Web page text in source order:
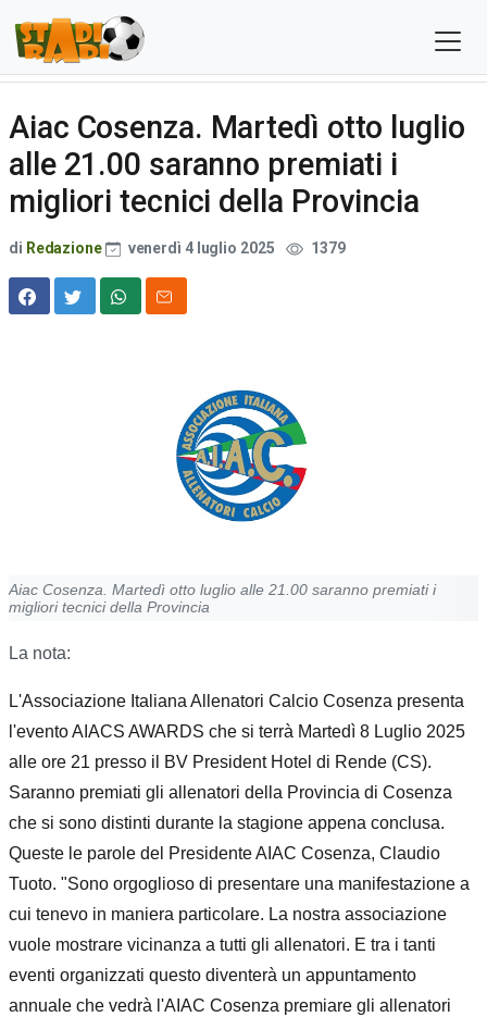
Aiac Cosenza. Martedì otto luglio
alle 21.00 saranno premiati i
migliori tecnici della Provincia
di Redazione venerdì 4 luglio 2025 1379
Aiac Cosenza. Martedì otto luglio alle 21.00 saranno premiati i
migliori tecnici della Provincia
La nota:
L'Associazione Italiana Allenatori Calcio Cosenza presenta
l'evento AIACS AWARDS che si terrà Martedì 8 Luglio 2025
alle ore 21 presso il BV President Hotel di Rende (CS).
Saranno premiati gli allenatori della Provincia di Cosenza
che si sono distinti durante la stagione appena conclusa.
Queste le parole del Presidente AIAC Cosenza, Claudio
Tuoto. "Sono orgoglioso di presentare una manifestazione a
cui tenevo in maniera particolare. La nostra associazione
vuole mostrare vicinanza a tutti gli allenatori. E tra i tanti
eventi organizzati questo diventerà un appuntamento
annuale che vedrà l'AIAC Cosenza premiare gli allenatori